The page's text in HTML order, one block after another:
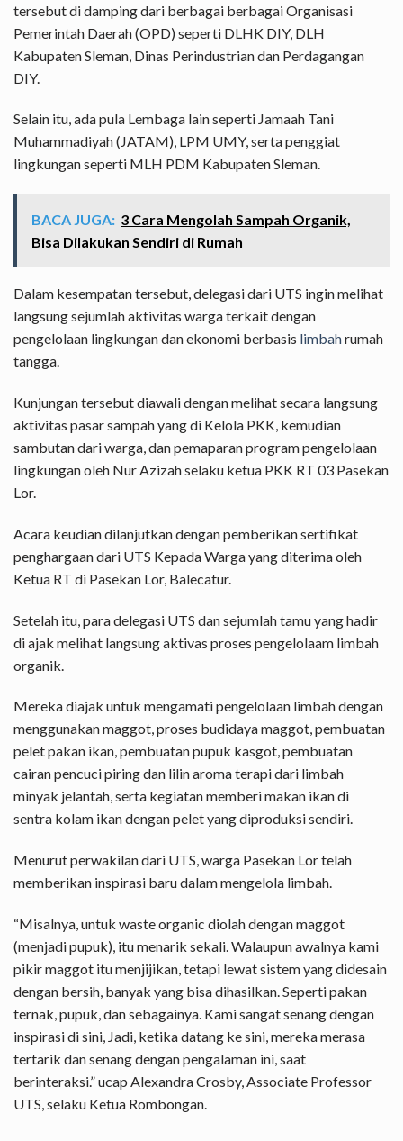
tersebut di damping dari berbagai berbagai Organisasi
Pemerintah Daerah (OPD) seperti DLHK DIY, DLH
Kabupaten Sleman, Dinas Perindustrian dan Perdagangan
DIY.
Selain itu, ada pula Lembaga lain seperti Jamaah Tani
Muhammadiyah (JATAM), LPM UMY, serta penggiat
lingkungan seperti MLH PDM Kabupaten Sleman.
BACA JUGA: 3 Cara Mengolah Sampah Organik,
Bisa Dilakukan Sendiri di Rumah
Dalam kesempatan tersebut, delegasi dari UTS ingin melihat
langsung sejumlah aktivitas warga terkait dengan
pengelolaan lingkungan dan ekonomi berbasis limbahrumah
tangga.
Kunjungan tersebut diawali dengan melihat secara langsung
aktivitas pasar sampah yang di Kelola PKK, kemudian
sambutan dari warga, dan pemaparan program pengelolaan
lingkungan oleh Nur Azizah selaku ketua PKK RT 03 Pasekan
Lor.
Acara keudian dilanjutkan dengan pemberikan sertifikat
penghargaan dari UTS Kepada Warga yang diterima oleh
Ketua RT di Pasekan Lor, Balecatur.
Setelah itu, para delegasi UTS dan sejumlah tamu yang hadir
di ajak melihat langsung aktivas proses pengelolaam limbah
organik.
Mereka diajak untuk mengamati pengelolaan limbah dengan
menggunakan maggot, proses budidaya maggot, pembuatan
pelet pakan ikan, pembuatan pupuk kasgot, pembuatan
cairan pencuci piring dan lilin aroma terapi dari limbah
minyak jelantah, serta kegiatan memberi makan ikan di
sentra kolam ikan dengan pelet yang diproduksi sendiri.
Menurut perwakilan dari UTS, warga Pasekan Lor telah
memberikan inspirasi baru dalam mengelola limbah.
“Misalnya, untuk waste organic diolah dengan maggot
(menjadi pupuk), itu menarik sekali. Walaupun awalnya kami
pikir maggot itu menjijikan, tetapi lewat sistem yang didesain
dengan bersih, banyak yang bisa dihasilkan. Seperti pakan
ternak, pupuk, dan sebagainya. Kami sangat senang dengan
inspirasi di sini, Jadi, ketika datang ke sini, mereka merasa
tertarik dan senang dengan pengalaman ini, saat
berinteraksi.” ucap Alexandra Crosby, Associate Professor
UTS, selaku Ketua Rombongan.